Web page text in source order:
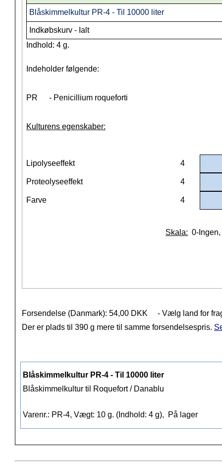
Blåskimmelkultur PR-4 - Til 10000 liter
Indkøbskurv - Ialt
Indhold: 4 g.
Indeholder følgende:
PR - Penicillium roqueforti
Kulturens egenskaber:
Lipolyseeffekt 4
Proteolyseeffekt 4
Farve 4
Skala: 0-
Forsendelse (Danmark): 54,00 DKK
- Vælg land for
Der er plads til 390 g mere til samme forsendelsespris.
Blåskimmelkultur PR-4 - Til 10000 liter
Blåskimmelkultur til Roquefort / Danablu
Varenr.: PR-4, Vægt: 10 g. (Indhold: 4 g), På lager